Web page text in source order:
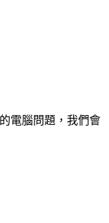
電腦問題，我們會